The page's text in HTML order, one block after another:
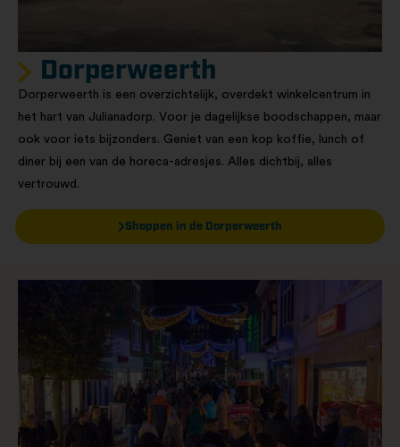
Dorperweerth
Dorperweerth is een overzichtelijk, overdekt winkelcentrum in
het hart van Julianadorp. Voor je dagelijkse boodschappen, maar
ook voor iets bijzonders. Geniet van een kop koffie, lunch of
diner bij een van de horeca-adresjes. Alles dichtbij, alles
vertrouwd.
Shoppen in de Dorperweerth